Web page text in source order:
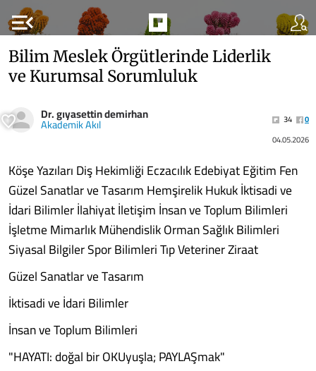
menu_open
Bilim Meslek Örgütlerinde Liderlik
ve Kurumsal Sorumluluk
Dr. gıyasettin demirhan
Akademik Akıl 34
0
04.05.2026
Köşe Yazıları Diş Hekimliği Eczacılık Edebiyat Eğitim Fen
Güzel Sanatlar ve Tasarım Hemşirelik Hukuk İktisadi ve
İdari Bilimler İlahiyat İletişim İnsan ve Toplum Bilimleri
İşletme Mimarlık Mühendislik Orman Sağlık Bilimleri
Siyasal Bilgiler Spor Bilimleri Tıp Veteriner Ziraat
Güzel Sanatlar ve Tasarım
İktisadi ve İdari Bilimler
İnsan ve Toplum Bilimleri
"HAYATI: doğal bir OKUyuşla; PAYLAŞmak"